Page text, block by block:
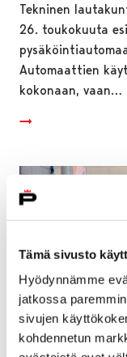
Tämä sivusto
Hyödynnämme
jatkossa
sivujen
kohdennetun
Tekninen
26. toukokuuta
Automaattien
kokonaan, vaan…